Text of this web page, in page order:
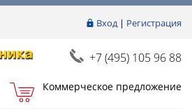
Вход| Регистрация
+7 (495) 105 96 88
Коммерческое предложение